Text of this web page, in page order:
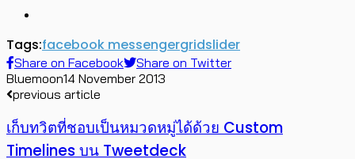
Tags:facebook messengergridslider
Share on Facebook
Share on Twitter
Bluemoon14 November 2013
previous article
เก็บทวิตที่ชอบเป็นหมวดหมู่ได้ด้วย Custom
Timelines บน Tweetdeck